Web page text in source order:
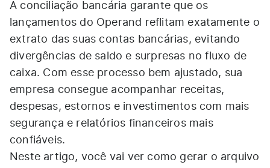
A conciliação bancária garante que os
lançamentos do Operand reflitam exatamente o
extrato das suas contas bancárias, evitando
divergências de saldo e surpresas no fluxo de
caixa. Com esse processo bem ajustado, sua
empresa consegue acompanhar receitas,
despesas, estornos e investimentos com mais
segurança e relatórios financeiros mais
confiáveis.
Neste artigo, você vai ver como gerar o arquivo